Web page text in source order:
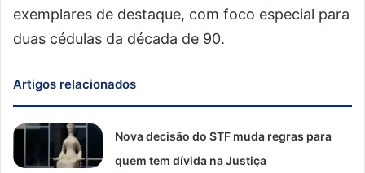
exemplares de destaque, com foco especial para
duas cédulas da década de 90.
Artigos relacionados
Nova decisão do STF muda regras para
quem tem dívida na Justiça